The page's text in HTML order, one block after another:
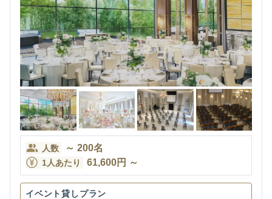
人数 ～ 200名
1人あたり 61,600円 ～
イベント貸しプラン